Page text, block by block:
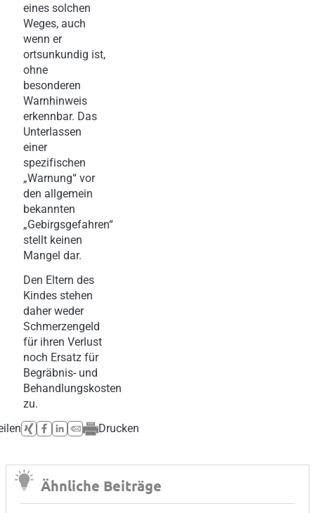
eines solchen
Weges, auch
wenn er
ortsunkundig ist,
ohne
besonderen
Warnhinweis
erkennbar. Das
Unterlassen
einer
spezifischen
„Warnung“ vor
den allgemein
bekannten
„Gebirgsgefahren“
stellt keinen
Mangel dar.
Den Eltern des
Kindes stehen
daher weder
Schmerzengeld
für ihren Verlust
noch Ersatz für
Begräbnis- und
Behandlungskosten
zu.
Drucken
Ähnliche Beiträge